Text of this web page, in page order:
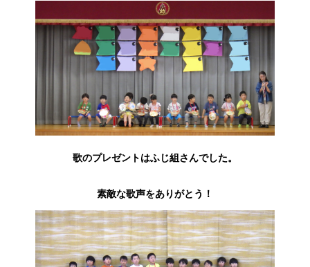
歌のプレゼントはふじ組さんでした。
素敵な歌声をありがとう！